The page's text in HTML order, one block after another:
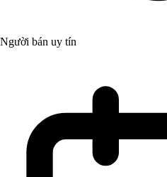
Người bán uy tín